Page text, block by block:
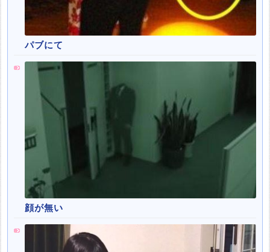
パブにて
顔が無い